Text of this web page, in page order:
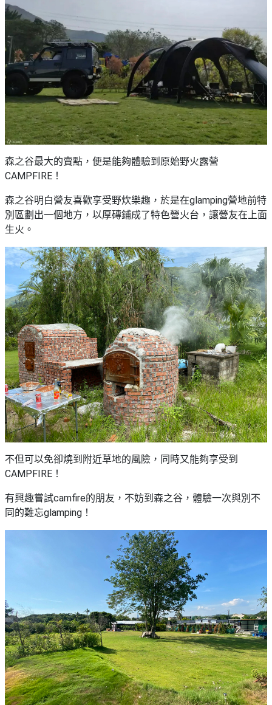
森之谷最大的賣點，便是能夠體驗到原始野火露營
CAMPFIRE！
森之谷明白營友喜歡享受野炊樂趣，於是在glamping營地前特
別區劃出一個地方，以厚磚鋪成了特色營火台，讓營友在上面
生火。
不但可以免卻燒到附近草地的風險，同時又能夠享受到
CAMPFIRE！
有興趣嘗試camfire的朋友，不妨到森之谷，體驗一次與別不
同的難忘glamping！